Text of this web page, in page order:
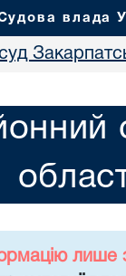
влада
лише